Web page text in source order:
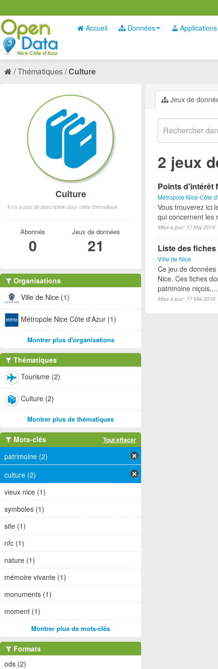
Accueil Données Applications
Thématiques Culture
Jeux de
2 jeux
Points d'intérêt
Métropole Nice Côte
Vous trouverez ici
qui concernent les
Mise à jour: 17 Mai 2019
Liste des
Ville de Nice
Ce jeu de
Nice. Ces fiches
patrimoine niçois,...
Mise à jour: 17 Mai 2019
Culture
Il n'y a pas de description pour cette thématique
Abonnés
0
Jeux de données
21
Organisations
Ville de Nice (1)
Métropole Nice Côte d'Azur (1)
Montrer plus d'organisations
Thématiques
Tourisme (2)
Culture (2)
Montrer plus de thématiques
Mots-clés Tout effacer
patrimoine (2)
culture (2)
vieux nice (1)
symboles (1)
site (1)
nfc (1)
nature (1)
mémoire vivante (1)
monuments (1)
moment (1)
Montrer plus de mots-clés
Formats
ods (2)